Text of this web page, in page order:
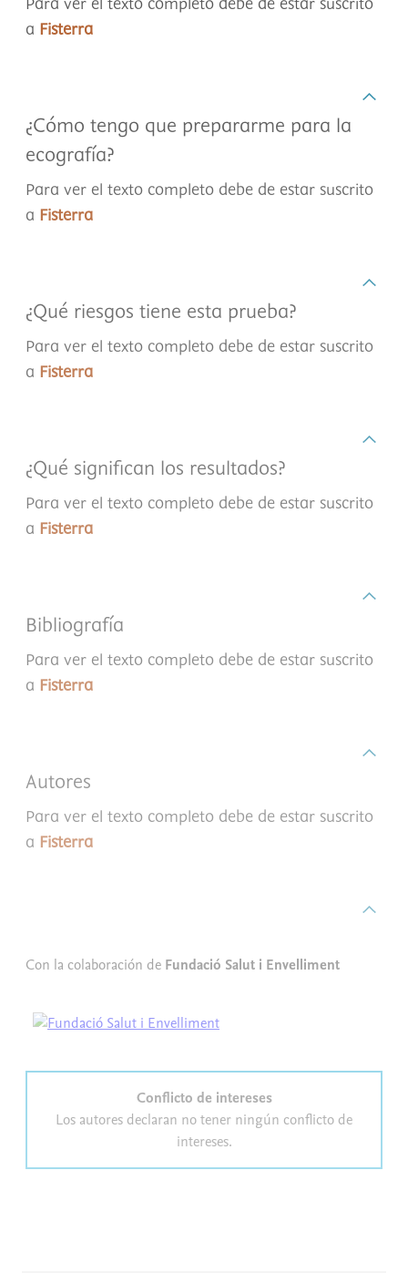
Para ver el texto completo debe de estar suscrito
a Fisterra
¿Cómo tengo que prepararme para la
ecografía?
Para ver el texto completo debe de estar suscrito
a Fisterra
¿Qué riesgos tiene esta prueba?
Para ver el texto completo debe de estar suscrito
a Fisterra
¿Qué significan los resultados?
Para ver el texto completo debe de estar suscrito
a Fisterra
Bibliografía
Para ver el texto completo debe de estar suscrito
a Fisterra
Autores
Para ver el texto completo debe de estar suscrito
a Fisterra
Con la colaboración de Fundació Salut i Envelliment
Conflicto de intereses
Los autores declaran no tener ningún conflicto de
intereses.